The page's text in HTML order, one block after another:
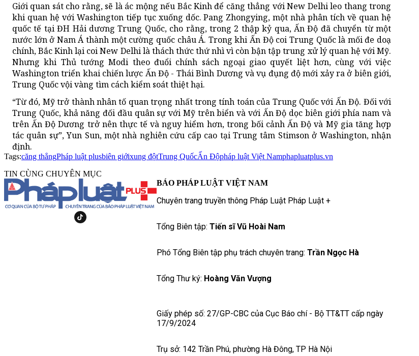
Giới quan sát cho rằng, sẽ là ác mộng nếu Bắc Kinh để căng thẳng với New Delhi leo thang trong
khi quan hệ với Washington tiếp tục xuống dốc. Pang Zhongying, một nhà phân tích về quan hệ
quốc tế tại ĐH Hải dương Trung Quốc, cho rằng, trong 2 thập kỷ qua, Ấn Độ đã chuyển từ một
nước lớn ở Nam Á thành một cường quốc châu Á. Trong khi Ấn Độ coi Trung Quốc là mối đe doạ
chính, Bắc Kinh lại coi New Delhi là thách thức thứ nhì vì còn bận tập trung xử lý quan hệ với Mỹ.
Nhưng khi Thủ tướng Modi theo đuổi chính sách ngoại giao quyết liệt hơn, cùng với việc
Washington triển khai chiến lược Ấn Độ - Thái Bình Dương và vụ đụng độ mới xảy ra ở biên giới,
Trung Quốc vội vàng tìm cách kiểm soát thiệt hại.
“Từ đó, Mỹ trở thành nhân tố quan trọng nhất trong tính toán của Trung Quốc với Ấn Độ. Đối với
Trung Quốc, khả năng đối đầu quân sự với Mỹ trên biển và với Ấn Độ dọc biên giới phía nam và
trên Ấn Độ Dương trở nên thực tế và nguy hiểm hơn, trong bối cảnh Ấn Độ và Mỹ gia tăng hợp
tác quân sự”, Yun Sun, một nhà nghiên cứu cấp cao tại Trung tâm Stimson ở Washington, nhận
định.
Tags:căng thẳngPháp luật plusbiên giớixung độtTrung QuốcẤn Độpháp luật Việt Namphapluatplus.vn
TIN CÙNG CHUYÊN MỤC
BÁO PHÁP LUẬT VIỆT NAM
Chuyên trang truyền thông Pháp Luật Pháp Luật +
Tổng Biên tập: Tiến sĩ Vũ Hoài Nam
Phó Tổng Biên tập phụ trách chuyên trang: Trần Ngọc Hà
Tổng Thư ký: Hoàng Văn Vượng
Giấy phép số: 27/GP-CBC của Cục Báo chí - Bộ TT&TT cấp ngày
17/9/2024
Trụ sở: 142 Trần Phú, phường Hà Đông, TP Hà Nội